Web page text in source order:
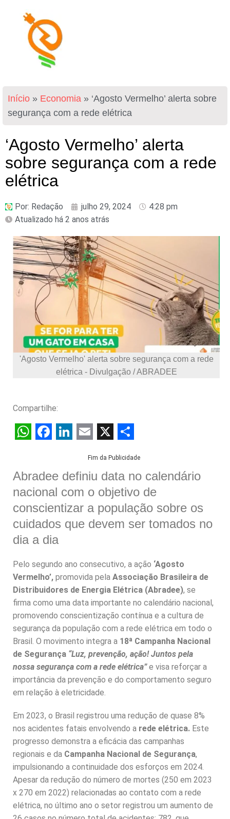
Início » Economia » ‘Agosto Vermelho’ alerta sobre
segurança com a rede elétrica
‘Agosto Vermelho’ alerta
sobre segurança com a rede
elétrica
Por: Redação julho 29, 2024
4:28 pm
Atualizado há 2 anos atrás
'Agosto Vermelho' alerta sobre segurança com a rede
elétrica - Divulgação / ABRADEE
Compartilhe:
a
t
s
A
p
p
c
e
b
o
o
k
n
k
e
d
I
n
m
a
i
l
h
a
r
e
Fim da Publicidade
Abradee definiu data no calendário
nacional com o objetivo de
conscientizar a população sobre os
cuidados que devem ser tomados no
dia a dia
Pelo segundo ano consecutivo, a ação ‘Agosto
Vermelho’, promovida pela Associação Brasileira de
Distribuidores de Energia Elétrica (Abradee), se
firma como uma data importante no calendário nacional,
promovendo conscientização contínua e a cultura de
segurança da população com a rede elétrica em todo o
Brasil. O movimento integra a 18ª Campanha Nacional
de Segurança “Luz, prevenção, ação! Juntos pela
nossa segurança com a rede elétrica”e visa reforçar a
importância da prevenção e do comportamento seguro
em relação à eletricidade.
Em 2023, o Brasil registrou uma redução de quase 8%
nos acidentes fatais envolvendo a rede elétrica. Este
progresso demonstra a eficácia das campanhas
regionais e da Campanha Nacional de Segurança,
impulsionando a continuidade dos esforços em 2024.
Apesar da redução do número de mortes (250 em 2023
x 270 em 2022) relacionadas ao contato com a rede
elétrica, no último ano o setor registrou um aumento de